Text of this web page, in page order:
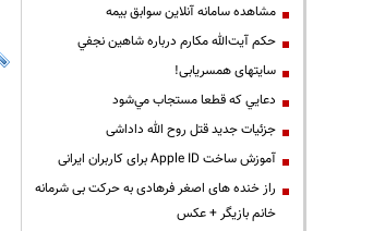
مشاهده سامانه آنلاين سوابق بیمه
حكم آيت‌الله مكارم درباره شاهين نجفي
سایتهای همسریابی!
دعايي كه قطعا مستجاب مي‌شود
جزئیات جدید قتل روح الله داداشی
آموزش ساخت Apple ID برای کاربران ایرانی
راز خنده های اصغر فرهادی به حرکت بی شرمانه
خانم بازیگر + عکس